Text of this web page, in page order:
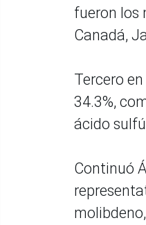
fueron los
Canadá,
Tercero
34.3%,
ácido
Continuó